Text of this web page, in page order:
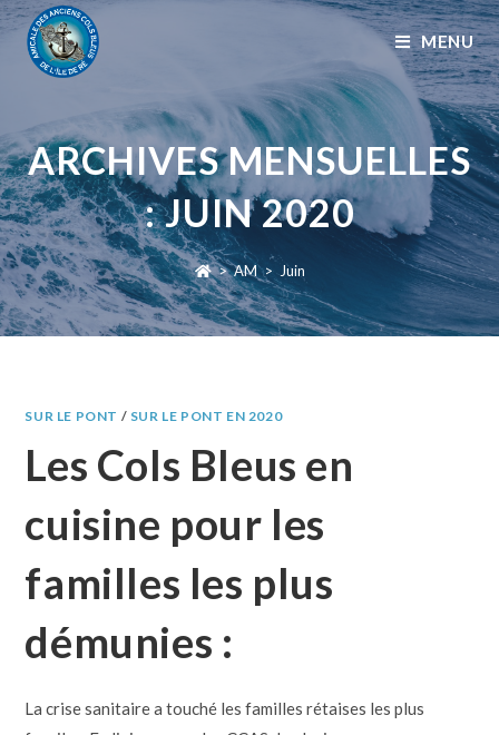
MENU
ARCHIVES MENSUELLES
: JUIN 2020
> AM > Juin
SUR LE PONT / SUR LE PONT EN 2020
Les Cols Bleus en
cuisine pour les
familles les plus
démunies :
La crise sanitaire a touché les familles rétaises les plus